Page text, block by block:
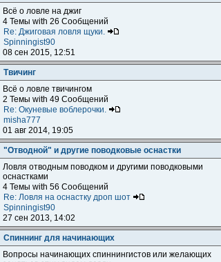
Всё о ловле на джиг
4 Темы with 26 Сообщений
Re: Джиговая ловля щуки.
Spinningist90
08 сен 2015, 12:51
Твичинг
Всё о ловле твичингом
2 Темы with 49 Сообщений
Re: Окуневые воблерочки.
misha777
01 авг 2014, 19:05
"Отводной" и другие поводковые оснастки
Ловля отводным поводком и другими поводковыми
оснастками
4 Темы with 56 Сообщений
Re: Ловля на оснастку дроп шот
Spinningist90
27 сен 2013, 14:02
Спиннинг для начинающих
Вопросы начинающих спиннингистов или желающих